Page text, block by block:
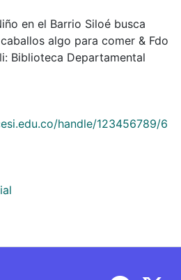
en el Barrio Siloé busca
algo para comer & Fdo
Biblioteca Departamental
handle/123456789/6